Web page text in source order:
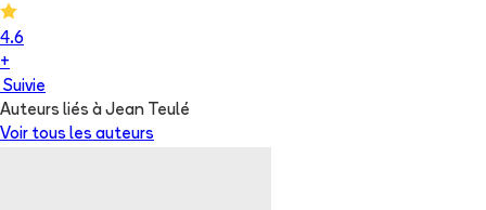
4.6
+
Suivie
Auteurs liés à Jean Teulé
Voir tous les auteurs